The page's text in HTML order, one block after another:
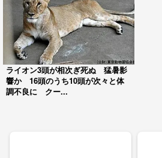
ライオン3頭が相次ぎ死ぬ 猛暑影
響か 16頭のうち10頭が次々と体
調不良に クー...